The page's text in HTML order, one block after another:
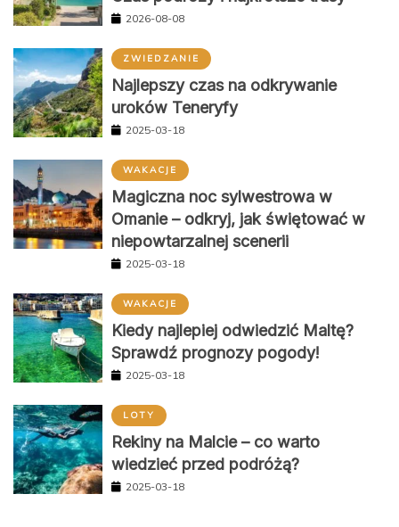
2026-08-08
ZWIEDZANIE
Najlepszy czas na odkrywanie
uroków Teneryfy
2025-03-18
WAKACJE
Magiczna noc sylwestrowa w
Omanie – odkryj, jak świętować w
niepowtarzalnej scenerii
2025-03-18
WAKACJE
Kiedy najlepiej odwiedzić Maltę?
Sprawdź prognozy pogody!
2025-03-18
LOTY
Rekiny na Malcie – co warto
wiedzieć przed podróżą?
2025-03-18